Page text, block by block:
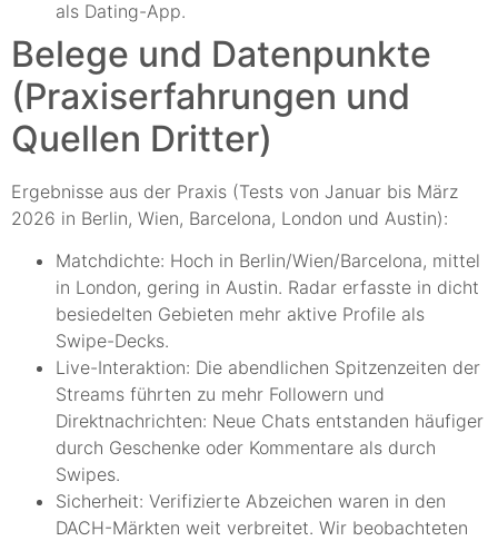
als Dating-App.
Belege und Datenpunkte
(Praxiserfahrungen und
Quellen Dritter)
Ergebnisse aus der Praxis (Tests von Januar bis März
2026 in Berlin, Wien, Barcelona, London und Austin):
Matchdichte: Hoch in Berlin/Wien/Barcelona, mittel
in London, gering in Austin. Radar erfasste in dicht
besiedelten Gebieten mehr aktive Profile als
Swipe-Decks.
Live-Interaktion: Die abendlichen Spitzenzeiten der
Streams führten zu mehr Followern und
Direktnachrichten: Neue Chats entstanden häufiger
durch Geschenke oder Kommentare als durch
Swipes.
Sicherheit: Verifizierte Abzeichen waren in den
DACH-Märkten weit verbreitet. Wir beobachteten